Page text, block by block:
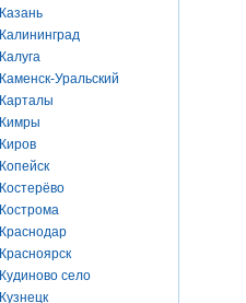
Казань
Калининград
Калуга
Каменск-Уральский
Карталы
Кимры
Киров
Копейск
Костерёво
Кострома
Краснодар
Красноярск
Кудиново село
Кузнецк